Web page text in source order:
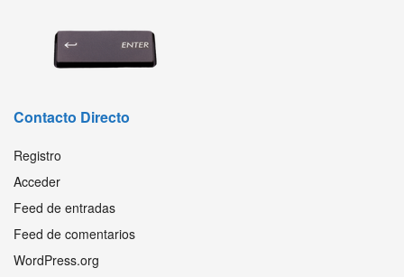
Contacto Directo
Registro
Acceder
Feed de entradas
Feed de comentarios
WordPress.org